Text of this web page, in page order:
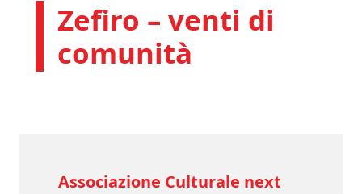
Zefiro – venti di
comunità
Associazione Culturale next